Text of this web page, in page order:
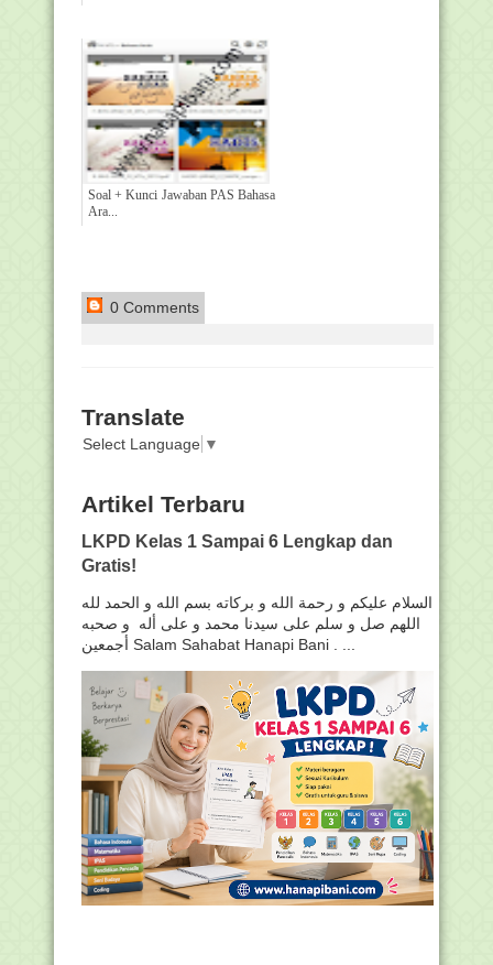
Soal + Kunci Jawaban PAS Bahasa
Ara...
0 Comments
Translate
Select Language ▼
Artikel Terbaru
LKPD Kelas 1 Sampai 6 Lengkap dan
Gratis!
السلام عليكم و رحمة الله و بركاته بسم الله و الحمد لله
اللهم صل و سلم على سيدنا محمد و على أله و صحبه
أجمعين Salam Sahabat Hanapi Bani . ...